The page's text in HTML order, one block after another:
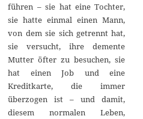
führen – sie hat eine Tochter,
sie hatte einmal einen Mann,
von dem sie sich getrennt hat,
sie versucht, ihre demente
Mutter öfter zu besuchen, sie
hat einen Job und eine
Kreditkarte, die immer
überzogen ist – und damit,
diesem normalen Leben,